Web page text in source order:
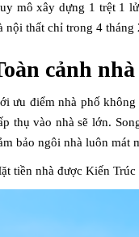
mô xây dựng 1 trệt 1
nội thất chỉ trong 4 tháng
cảnh
ưu điểm nhà phố
thụ vào nhà sẽ lớn.
bảo ngôi nhà luôn mát
tiền nhà được Kiến